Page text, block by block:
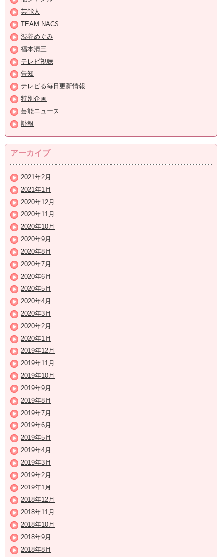
芸能人
TEAM NACS
渋谷めぐみ
福本清三
テレビ視聴
告知
テレビる毎日更新情報
特別企画
芸能ニュース
訃報
アーカイブ
2021年2月
2021年1月
2020年12月
2020年11月
2020年10月
2020年9月
2020年8月
2020年7月
2020年6月
2020年5月
2020年4月
2020年3月
2020年2月
2020年1月
2019年12月
2019年11月
2019年10月
2019年9月
2019年8月
2019年7月
2019年6月
2019年5月
2019年4月
2019年3月
2019年2月
2019年1月
2018年12月
2018年11月
2018年10月
2018年9月
2018年8月